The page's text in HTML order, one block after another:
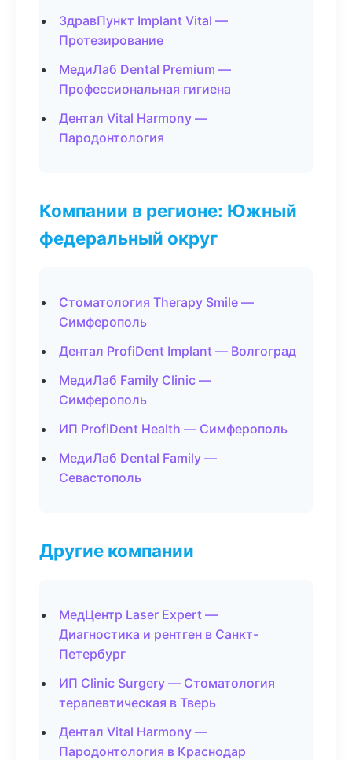
ЗдравПункт Implant Vital —
Протезирование
МедиЛаб Dental Premium —
Профессиональная гигиена
Дентал Vital Harmony —
Пародонтология
Компании в регионе: Южный
федеральный округ
Стоматология Therapy Smile —
Симферополь
Дентал ProfiDent Implant — Волгоград
МедиЛаб Family Clinic —
Симферополь
ИП ProfiDent Health — Симферополь
МедиЛаб Dental Family —
Севастополь
Другие компании
МедЦентр Laser Expert —
Диагностика и рентген в Санкт-
Петербург
ИП Clinic Surgery — Стоматология
терапевтическая в Тверь
Дентал Vital Harmony —
Пародонтология в Краснодар